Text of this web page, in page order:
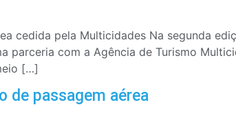
cedida pela Multicidades Na segunda
parceria com a Agência de Turismo
[…]
de passagem aérea